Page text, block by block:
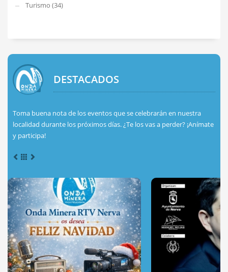
Turismo (34)
DESTACADOS
Toma buena nota de los eventos que se celebrarán en nuestra
localidad durante los próximos días. ¿Te los vas a perder? ¡Anímate
y participa!